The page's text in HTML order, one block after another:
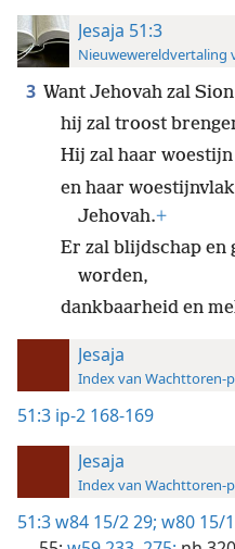
Jesaja 51:3
Nieuwewereldvertaling
3 Want Jehovah zal
hij zal troost
Hij zal haar
en haar
Jehovah.+
Er zal blijdschap en
worden,
dankbaarheid en
Jesaja
Index van Wachttoren-
51:3 ip-2 168-169
Jesaja
Index van Wachttoren-
51:3w84 15/2 29; w80 15/